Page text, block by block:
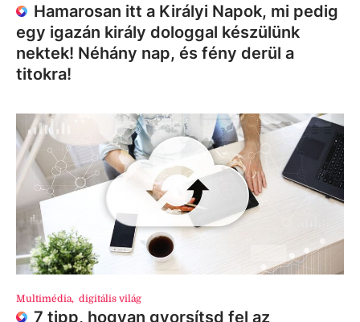
Hamarosan itt a Királyi Napok, mi pedig
egy igazán király dologgal készülünk
nektek! Néhány nap, és fény derül a
titokra!
Multimédia, digitális világ
7 tipp, hogyan gyorsítsd fel az